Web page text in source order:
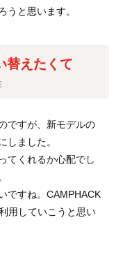
うと思います。
替えたくて
ですが、新モデルの
しました。
てくれるか心配でし
ですね。CAMPHACK
用していこうと思い